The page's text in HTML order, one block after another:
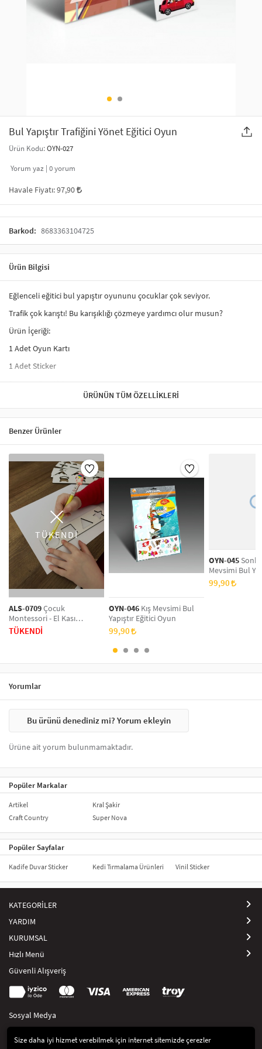
SAÇ AKSESUARLARI
ŞAL VE FULAR
PARTİ SÜSLERİ
Bul Yapıştır Trafiğini Yönet Eğitici Oyun
Ürün Kodu:OYN-027
Yorum yaz | 0yorum
Havale Fiyatı:97,90
Barkod: 8683363104725
Ürün Bilgisi
Eğlenceli eğitici bul yapıştır oyununu çocuklar çok seviyor.
Trafik çok karıştı! Bu karışıklığı çözmeye yardımcı olur musun?
Ürün İçeriği:
1 Adet Oyun Kartı
1 Adet Sticker
3 yaş ve üzeri için uygundur.
ÜRÜNÜN TÜM ÖZELLIKLERI
Benzer Ürünler
TÜKENDİ
ALS-0709Çocuk
Montessori - El Kası
Geliştirme Ve Çizgi, Sayı Ve
TÜKENDİ
OYN-046 Kış Mevsimi Bul
Yapıştır Eğitici Oyun
99,90
OYN-045
Mevsimi Bul
Oyun
99,90
Yorumlar
Bu ürünü denediniz mi? Yorum ekleyin
Ürüne ait yorum bulunmamaktadır.
Popüler Markalar
Artikel
Craft Country
Kral Şakir
Super Nova
Popüler Sayfalar
Kadife Duvar Sticker Kedi Tırmalama Ürünleri Vinil Sticker
KATEGORİLER
YARDIM
KURUMSAL
Hızlı Menü
Güvenli Alışveriş
Sosyal Medya
Size daha iyi hizmet verebilmek için internet sitemizde çerezler